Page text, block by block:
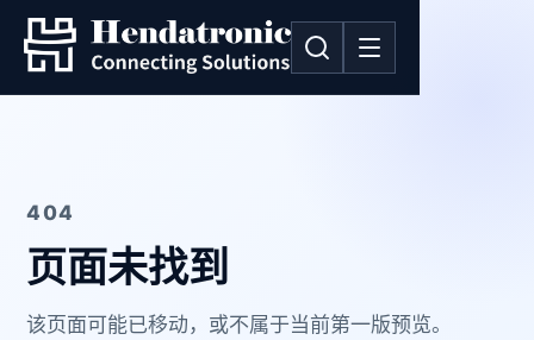
404
页面未找到
该页面可能已移动，或不属于当前第一版预览。